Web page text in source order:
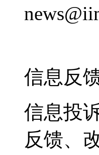
信息反
信息投
反馈、